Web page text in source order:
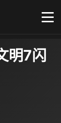
明7闪